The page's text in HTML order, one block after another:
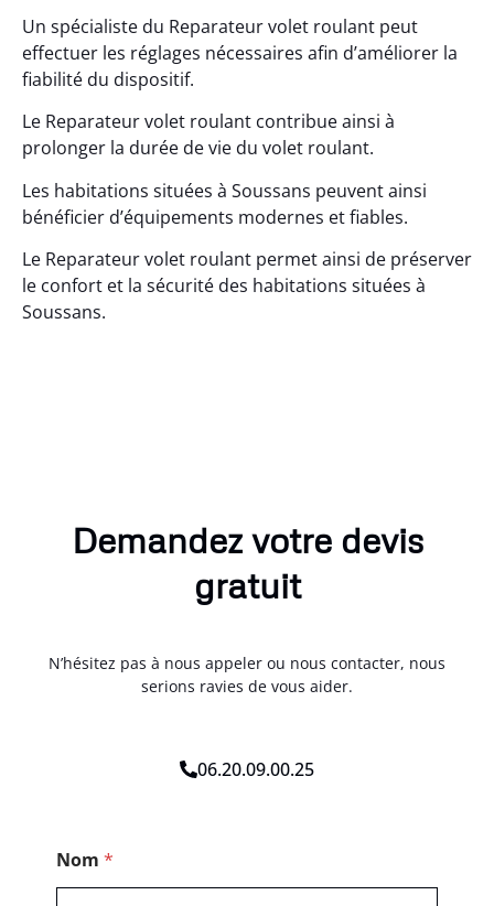
Un spécialiste du Reparateur volet roulant peut
effectuer les réglages nécessaires afin d’améliorer la
fiabilité du dispositif.
Le Reparateur volet roulant contribue ainsi à
prolonger la durée de vie du volet roulant.
Les habitations situées à Soussans peuvent ainsi
bénéficier d’équipements modernes et fiables.
Le Reparateur volet roulant permet ainsi de préserver
le confort et la sécurité des habitations situées à
Soussans.
Demandez votre devis
gratuit
N’hésitez pas à nous appeler ou nous contacter, nous
serions ravies de vous aider.
06.20.09.00.25
Nom *